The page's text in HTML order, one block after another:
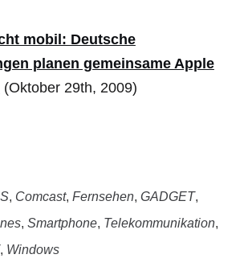
mobil: Deutsche
planen gemeinsame Apple
(Oktober 29th, 2009)
, Comcast, Fernsehen, GADGET,
, Smartphone, Telekommunikation,
, Windows